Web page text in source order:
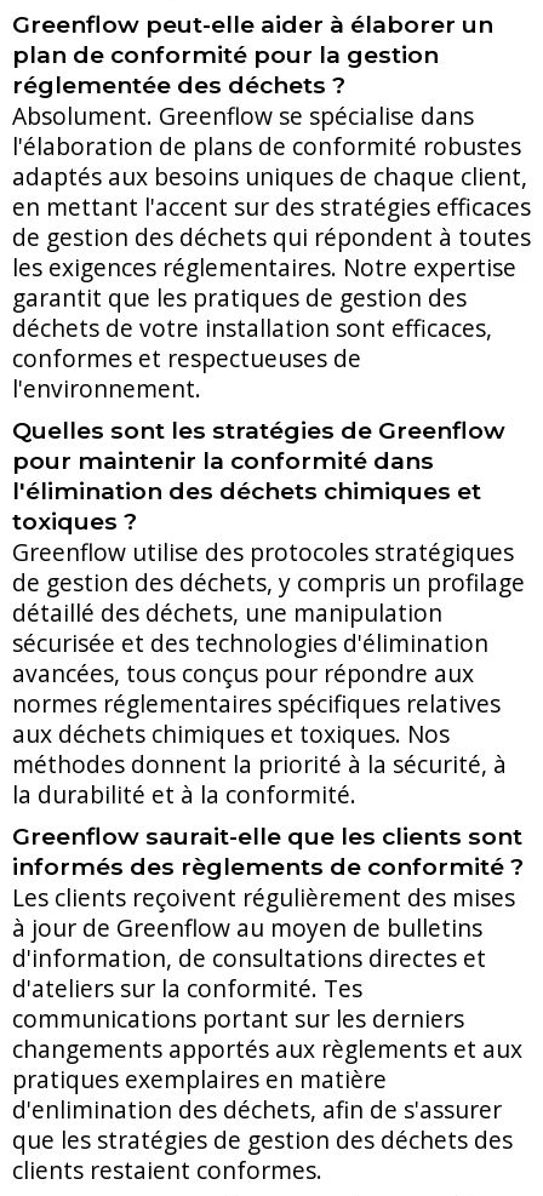
Greenflow peut-elle aider à élaborer un
plan de conformité pour la gestion
réglementée des déchets ?
Absolument. Greenflow se spécialise dans
l'élaboration de plans de conformité robustes
adaptés aux besoins uniques de chaque client,
en mettant l'accent sur des stratégies efficaces
de gestion des déchets qui répondent à toutes
les exigences réglementaires. Notre expertise
garantit que les pratiques de gestion des
déchets de votre installation sont efficaces,
conformes et respectueuses de
l'environnement.
Quelles sont les stratégies de Greenflow
pour maintenir la conformité dans
l'élimination des déchets chimiques et
toxiques ?
Greenflow utilise des protocoles stratégiques
de gestion des déchets, y compris un profilage
détaillé des déchets, une manipulation
sécurisée et des technologies d'élimination
avancées, tous conçus pour répondre aux
normes réglementaires spécifiques relatives
aux déchets chimiques et toxiques. Nos
méthodes donnent la priorité à la sécurité, à
la durabilité et à la conformité.
Greenflow saurait-elle que les clients sont
informés des règlements de conformité ?
Les clients reçoivent régulièrement des mises
à jour de Greenflow au moyen de bulletins
d'information, de consultations directes et
d'ateliers sur la conformité. Tes
communications portant sur les derniers
changements apportés aux règlements et aux
pratiques exemplaires en matière
d'enlimination des déchets, afin de s'assurer
que les stratégies de gestion des déchets des
clients restaient conformes.